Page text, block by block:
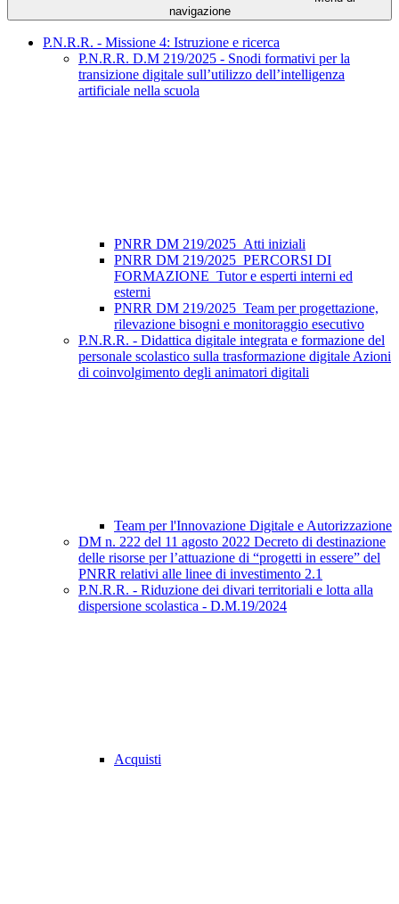
navigazione
P.N.R.R. - Missione 4: Istruzione e ricerca
P.N.R.R. D.M 219/2025 - Snodi formativi per la
transizione digitale sull’utilizzo dell’intelligenza
artificiale nella scuola
PNRR DM 219/2025_Atti iniziali
PNRR DM 219/2025_PERCORSI DI
FORMAZIONE_Tutor e esperti interni ed
esterni
PNRR DM 219/2025_Team per progettazione,
rilevazione bisogni e monitoraggio esecutivo
P.N.R.R. - Didattica digitale integrata e formazione del
personale scolastico sulla trasformazione digitale Azioni
di coinvolgimento degli animatori digitali
Team per l'Innovazione Digitale e Autorizzazione
DM n. 222 del 11 agosto 2022 Decreto di destinazione
delle risorse per l’attuazione di “progetti in essere” del
PNRR relativi alle linee di investimento 2.1
P.N.R.R. - Riduzione dei divari territoriali e lotta alla
dispersione scolastica - D.M.19/2024
Acquisti